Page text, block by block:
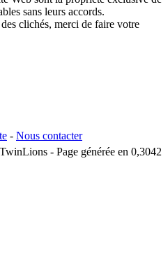
sans leurs accords.
clichés, merci de faire votre
- Nous contacter
- Page générée en 0,3042